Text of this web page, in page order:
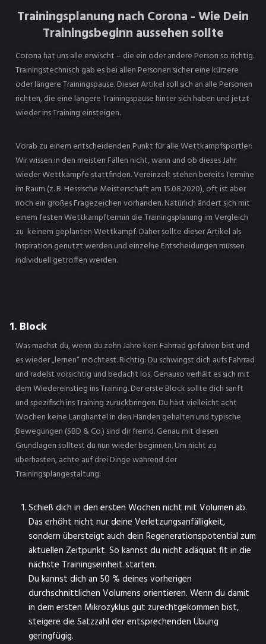
Trainingsplanung nach Corona - Wie Dein
Trainingsbeginn aussehen sollte
Corona hat uns alle erwischt – die ein oder andere Person so richtig.
Trainingstechnisch gab es bei allen Personen sicher eine kürzere
oder längere Trainingspause. Dieser Artikel soll sich an alle Personen
richten, die eine längere Trainingspause hinter sich haben und jetzt
wieder ins Training einsteigen.
Vorab zu einem entscheidenden Punkt für alle Wettkampfsportler:
Wir wissen in den meisten Fällen nicht, wann und ob dieses Jahr
wieder Wettkämpfe stattfinden. Vereinzelt stehen bereits Termine
im Raum (z. B. Hessische Meisterschaft am 15.08.2020), oft ist aber
noch ein großes Fragezeichen vorhanden. Natürlich ändert sich mit
einem festen Wettkampftermin die Trainingsplanung im Vergleich
zu keinem geplanten Wettkampf. Daher sollte dieser Artikel als
Inspiration genutzt werden und einzelne Entscheidungen müssen
individuell getroffen werden.
1. Block
Was machst du, wenn du zehn Jahre kein Fahrrad gefahren bist und
es wieder „lernen“ möchtest. Richtig: Du schwingst dich aufs Fahrrad
und radelst vorsichtig und bedacht los. Genauso verhält es sich mit
dem Wiedereinstieg ins Training. Der erste Block sollte dich sanft
und spezifisch ins Training zurückbringen. Du hast vielleicht acht
Wochen keine Langhantel in den Händen gehalten und typische
Bewegungen (SBD & Co.) sind dir fremd. Genau mit diesen
Grundlagen solltest du nun wieder beginnen. Um nicht zu
überhasten, achte auf drei Dinge während der
Trainingsplangestaltung:
Schieß dich in den ersten Wochen nicht mit Volumen ab.
Das erhöht nicht nur deine Verletzungsanfälligkeit,
sondern übersteigt auch dein Regenerationspotential zum
aktuellen Zeitpunkt. So kannst du nicht adäquat fit in die
nächste Trainingseinheit starten.
Du kannst dich an 50 % deines vorherigen
durchschnittlichen Volumens orientieren. Wenn du damit
in dem ersten Mikrozyklus gut zurechtgekommen bist,
steigere die Satzzahl der entsprechenden Übung
geringfügig.